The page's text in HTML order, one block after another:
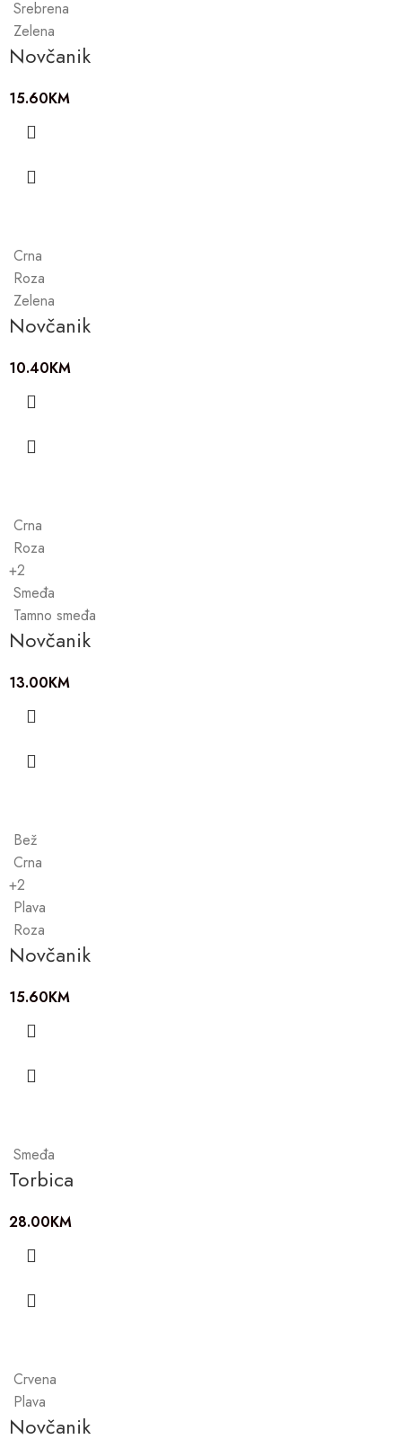
Srebrena
Zelena
Novčanik
15.60KM
Crna
Roza
Zelena
Novčanik
10.40KM
Crna
Roza
+2
Smeđa
Tamno smeđa
Novčanik
13.00KM
Bež
Crna
+2
Plava
Roza
Novčanik
15.60KM
Smeđa
Torbica
28.00KM
Crvena
Plava
Novčanik